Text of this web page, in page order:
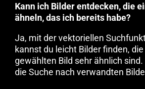
Kann ich Bilder entdecken, die
ähneln, das ich bereits habe?
Ja, mit der vektoriellen
kannst du leicht Bilder finden,
gewählten Bild sehr ähnlich
die Suche nach verwandten